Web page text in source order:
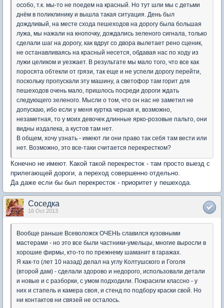
особо, т.к. мы-то не поедем на красный. Но тут шли мы с детьми
днём в поликлинику и вышла такая ситуация. День был
дождливый, на месте схода пешеходов на дорогу была большая
лужа, мы нажали на кнопочку, дождались зеленого сигнала, только
сделали шаг на дорогу, как вдруг со двора вылетает рено сценик,
не останавливаясь на красный несется, обдавая нас по ходу из
лужи целиком и уезжает. В результате мы мало того, что все как
поросята обтекли от грязи, так еще и не успели дорогу перейти,
поскольку пропускали эту машину, а светофор там горит для
пешеходов очень мало, пришлось посреди дороги ждать
следующего зеленого. Мысли о том, что он нас не заметил не
допускаю, ибо если у меня куртка черная и, возможно,
незаметная, то у моих девочек длинные ярко-розовые пальто, они
видны издалека, а кустов там нет.
В общем, хочу узнать - имеют ли они право так себя там вести или
нет. Возможно, это все-таки считается перекрестком?
Конечно не имеют. Какой такой перекресток - там просто выезд с
прилегающей дороги, а переход совершенно отдельно.
Да даже если бы был перекресток - приоритет у пешехода.
Соседка
16 Oct 2013
Вообще раньше Всеволожск ОЧЕНЬ славился кузовными
мастерами - но это все были частники-умельцы, многие выросли в
хорошие фирмы, кто-то по прежнему шаманит в гаражах.
Я как-то (лет 10 назад) делал на углу Колтушского и Гоголя
(второй дам) - сделали здорово и недорого, использовали детали
и новые и с разборки, с умом подходили. Покрасили классно - у
них и стапель и камера своя, и стенд по подбору краски свой. Но
ни контактов ни связей не осталось.